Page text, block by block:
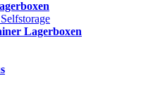
Lagerboxen